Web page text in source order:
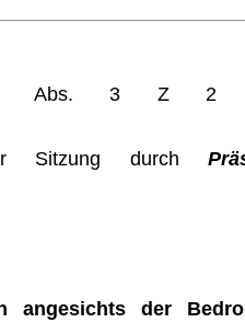
Abs. 3 Z 2 der
Sitzung durch
angesichts der